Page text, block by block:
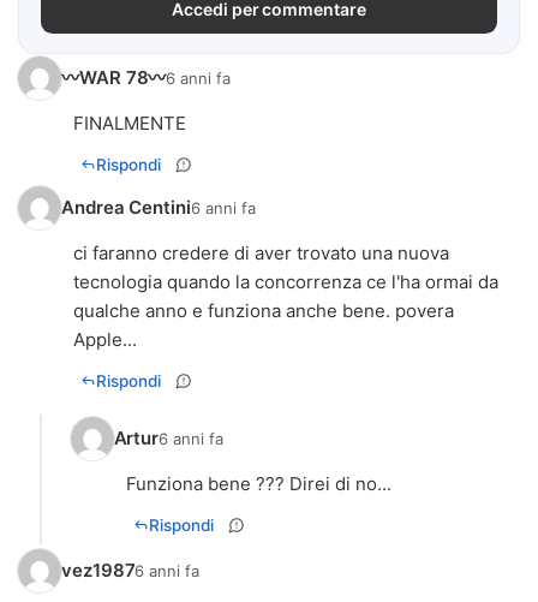
Accedi per commentare
〰️WAR 78〰️6 anni fa
FINALMENTE
Rispondi
Andrea Centini6 anni fa
ci faranno credere di aver trovato una nuova
tecnologia quando la concorrenza ce l'ha ormai da
qualche anno e funziona anche bene. povera
Apple...
Rispondi
Artur6 anni fa
Funziona bene ??? Direi di no...
Rispondi
vez19876 anni fa